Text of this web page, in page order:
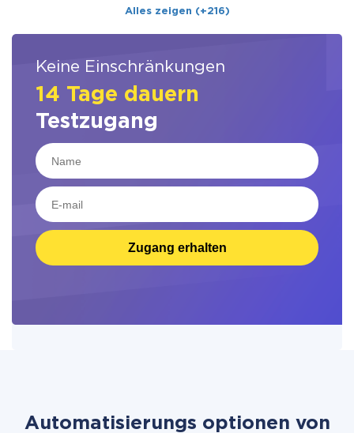
Alles zeigen (+216)
Keine Einschränkungen
14 Tage dauern
Testzugang
Zugang erhalten
Automatisierungs optionen von